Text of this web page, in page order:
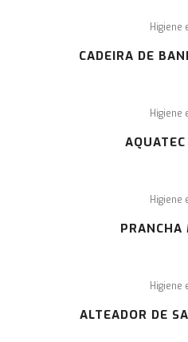
Higiene
CADEIRA DE
Higiene
Higiene
PRANCHA
Higiene
ALTEADOR DE